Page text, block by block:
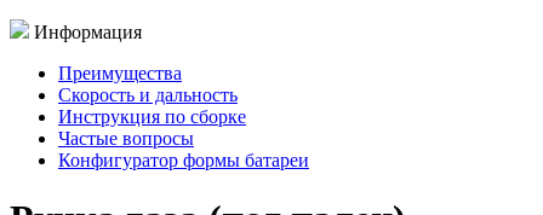
Информация
Преимущества
Скорость и дальность
Инструкция по сборке
Частые вопросы
Конфигуратор формы батареи